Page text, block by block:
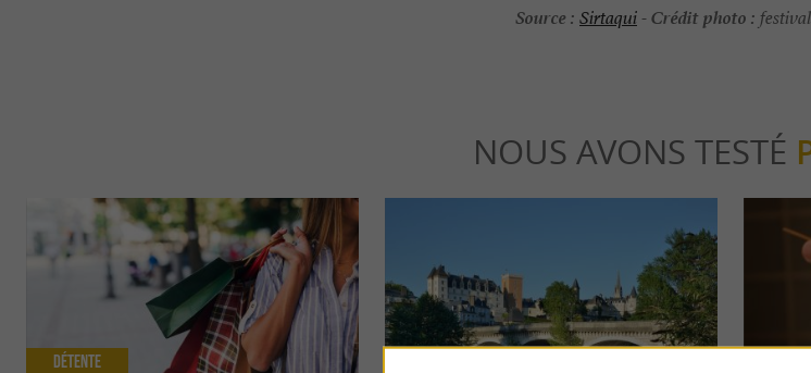
Source : Sirtaqui-Crédit photo :
NOUS AVONS TESTÉ
Détente